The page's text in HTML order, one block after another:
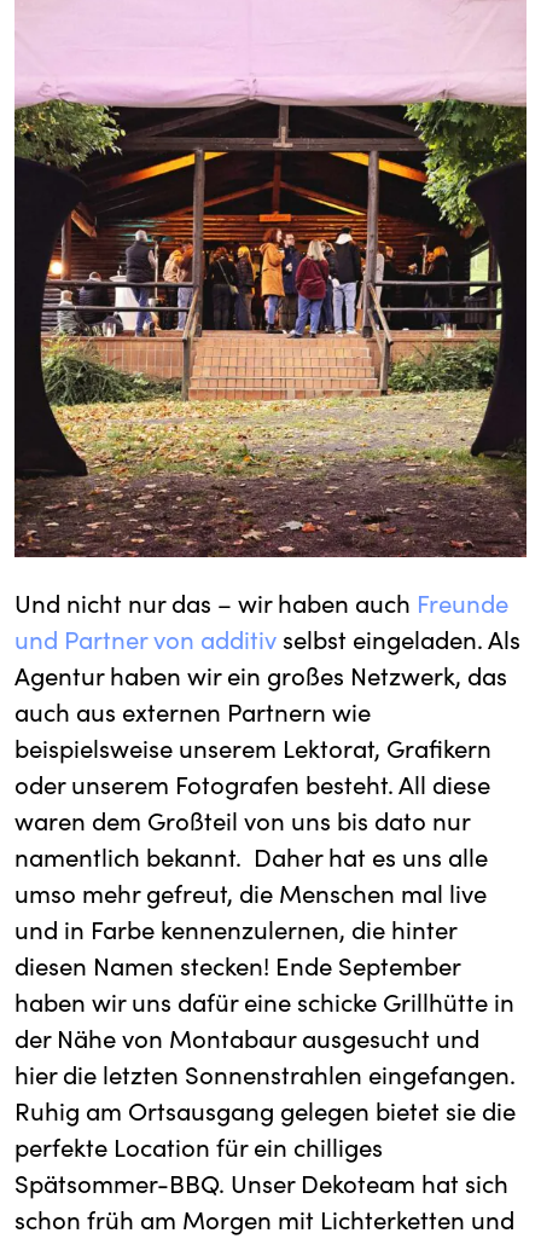
Und nicht nur das – wir haben auch Freunde
und Partner von additiv selbst eingeladen. Als
Agentur haben wir ein großes Netzwerk, das
auch aus externen Partnern wie
beispielsweise unserem Lektorat, Grafikern
oder unserem Fotografen besteht. All diese
waren dem Großteil von uns bis dato nur
namentlich bekannt. Daher hat es uns alle
umso mehr gefreut, die Menschen mal live
und in Farbe kennenzulernen, die hinter
diesen Namen stecken! Ende September
haben wir uns dafür eine schicke Grillhütte in
der Nähe von Montabaur ausgesucht und
hier die letzten Sonnenstrahlen eingefangen.
Ruhig am Ortsausgang gelegen bietet sie die
perfekte Location für ein chilliges
Spätsommer-BBQ. Unser Dekoteam hat sich
schon früh am Morgen mit Lichterketten und